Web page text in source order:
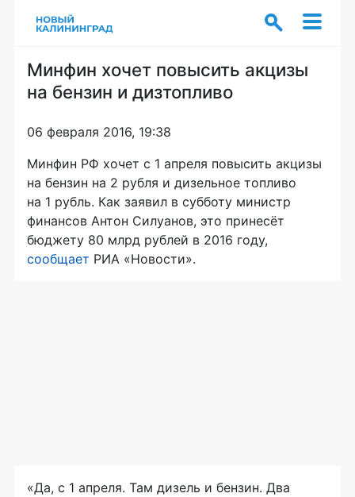
Минфин хочет повысить акцизы
на бензин и дизтопливо
06 февраля 2016, 19:38
Минфин РФ хочет с 1 апреля повысить акцизы
на бензин на 2 рубля и дизельное топливо
на 1 рубль. Как заявил в субботу министр
финансов Антон Силуанов, это принесёт
бюджету 80 млрд рублей в 2016 году,
сообщает РИА «Новости».
«Да, с 1 апреля. Там дизель и бензин. Два